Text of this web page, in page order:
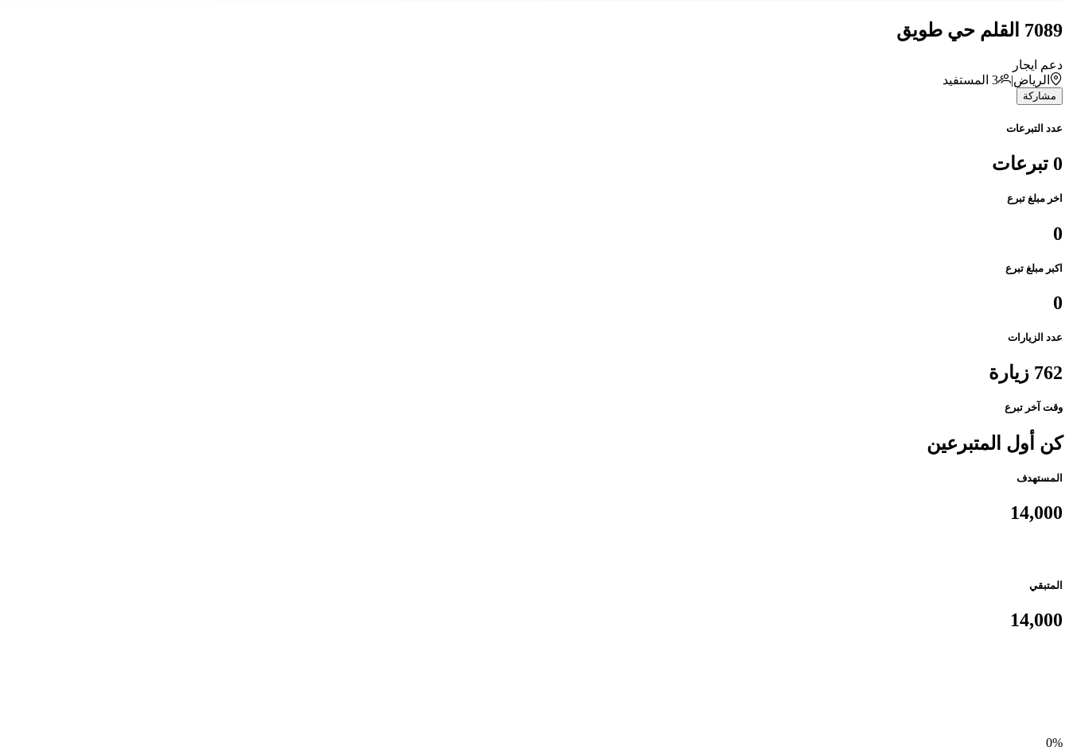
7089 القلم حي طويق
دعم ايجار
الرياض|
3 المستفيد
مشاركة
عدد التبرعات
0 تبرعات
اخر مبلغ تبرع
0
اكبر مبلغ تبرع
0
عدد الزيارات
762 زيارة
وقت آخر تبرع
كن أول المتبرعين
المستهدف
14,000
المتبقي
14,000
0%